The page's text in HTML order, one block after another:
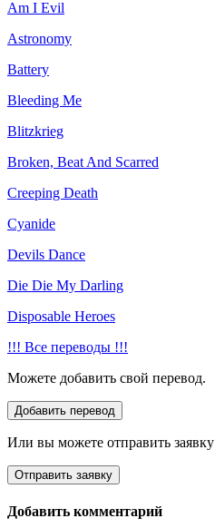
Am I Evil
Astronomy
Battery
Bleeding Me
Blitzkrieg
Broken, Beat And Scarred
Creeping Death
Cyanide
Devils Dance
Die Die My Darling
Disposable Heroes
!!! Все переводы !!!
Можете добавить свой перевод.
Или вы можете отправить
Добавить комментарий